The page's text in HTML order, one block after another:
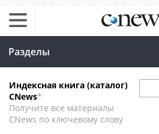
Разделы
Индексная книга (каталог)
CNews*
Получите все материалы
CNews по ключевому слову